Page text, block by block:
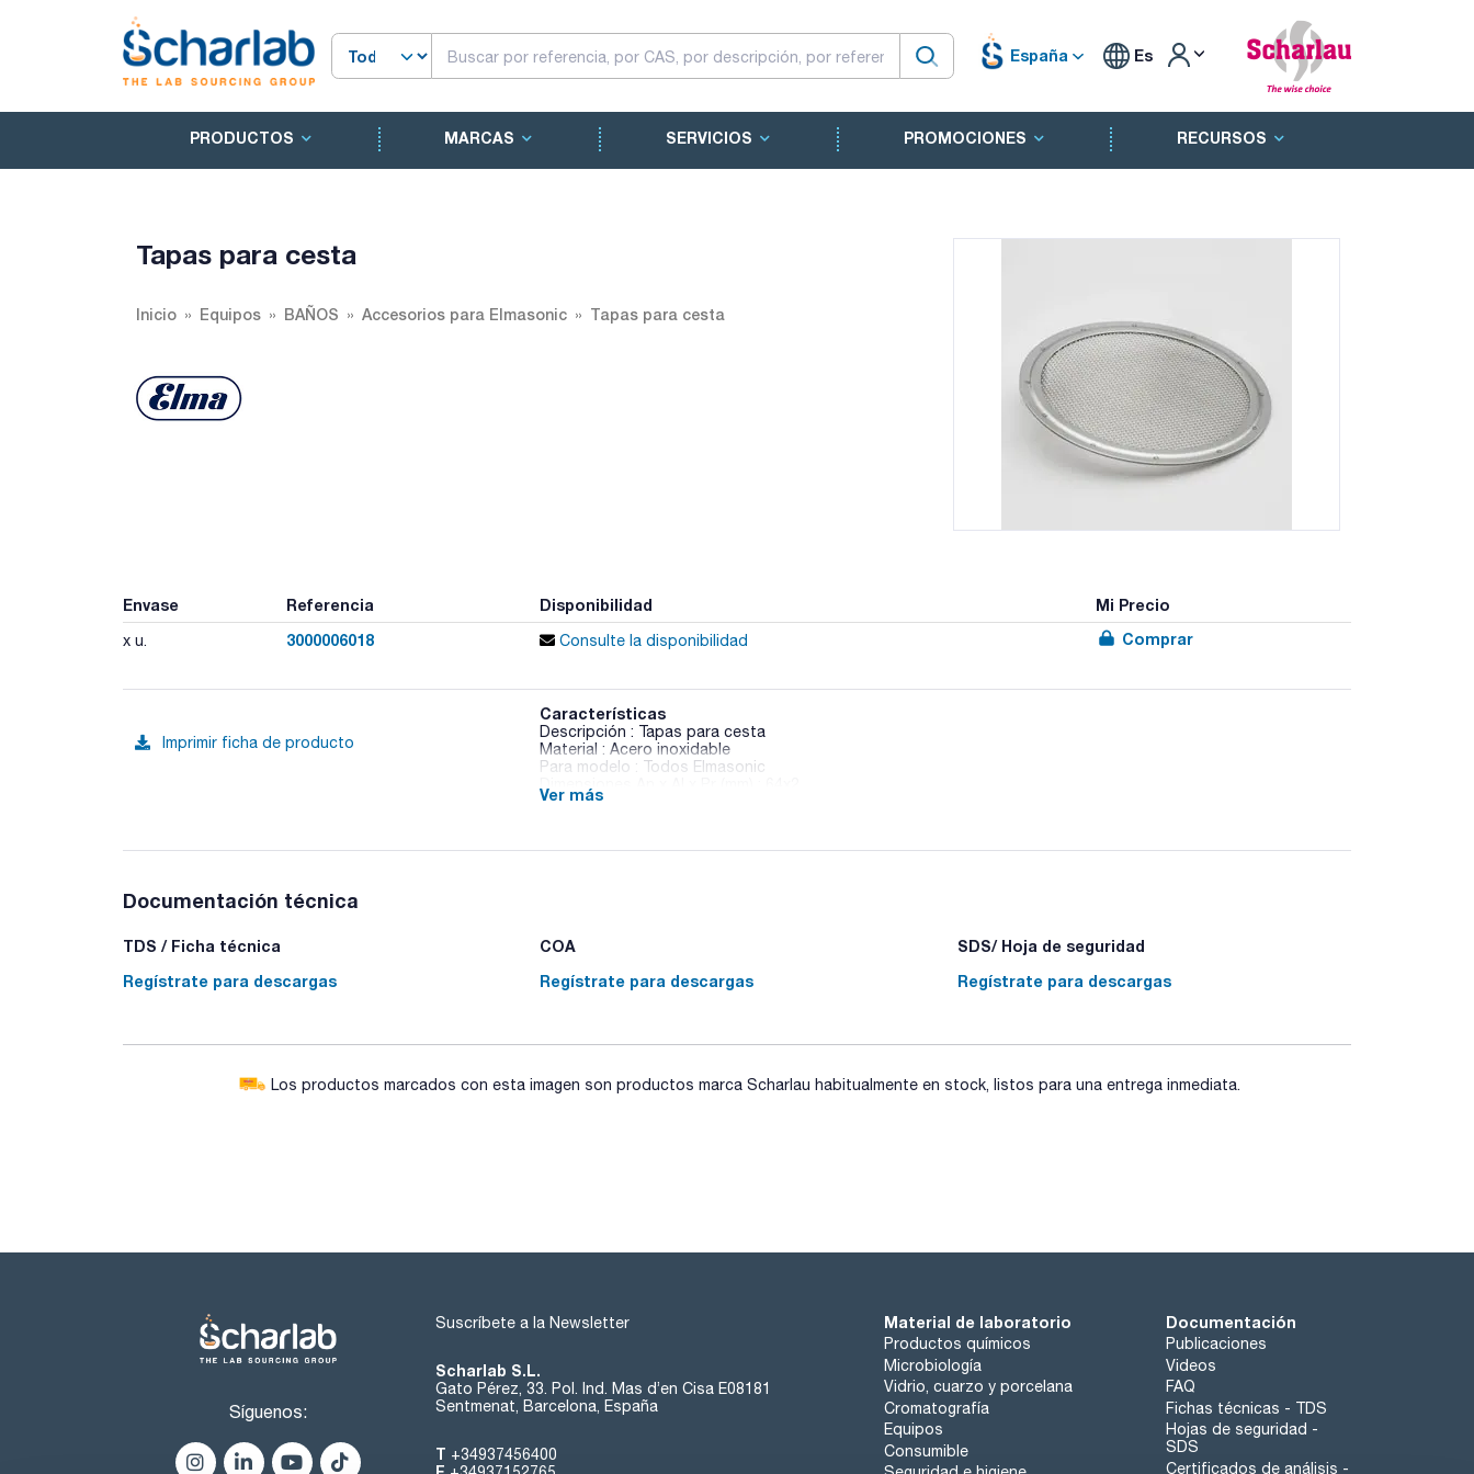
España Es
PRODUCTOS MARCAS SERVICIOS PROMOCIONES RECURSOS
Tapas para cesta
Inicio Equipos BAÑOS Accesorios para Elmasonic Tapas para cesta
Envase Referencia Disponibilidad Mi Precio
x u. 3000006018 Consulte la disponibilidad Comprar
Imprimir ficha de producto
Características
Descripción : Tapas para cesta
Material : Acero inoxidable
Para modelo : Todos Elmasonic
Pack (u.) : 1
agresivos a consultar.
Ver más
Documentación técnica
TDS / Ficha técnica
Regístrate para descargas
COA
Regístrate para descargas
SDS/ Hoja de seguridad
Regístrate para descargas
Los productos marcados con esta imagen son productos marca Scharlau habitualmente en stock, listos para una entrega inmediata.
Síguenos:
Suscríbete a la Newsletter
Scharlab S.L.
Gato Pérez, 33. Pol. Ind. Mas d’en Cisa E08181
Sentmenat, Barcelona, España
T +34937456400
Material de laboratorio
Productos químicos
Microbiología
Vidrio, cuarzo y porcelana
Cromatografía
Equipos
Consumible
Documentación
Publicaciones
Videos
FAQ
Fichas técnicas - TDS
Hojas de seguridad -
SDS
Certificados de análisis -